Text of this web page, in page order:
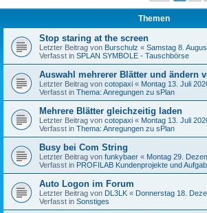
Themen
Stop staring at the screen
Letzter Beitrag von Burschulz « Samstag 8.
Verfasst in SPLAN SYMBOLE - Tauschbörse
Auswahl mehrerer Blätter und ändern
Letzter Beitrag von cotopaxi « Montag 13. Juli
Verfasst in Thema: Anregungen zu sPlan
Mehrere Blätter gleichzeitig laden
Letzter Beitrag von cotopaxi « Montag 13. Juli
Verfasst in Thema: Anregungen zu sPlan
Busy bei Com String
Letzter Beitrag von funkybaer « Montag 29.
Verfasst in PROFILAB Kundenprojekte und
Auto Logon im Forum
Letzter Beitrag von DL3LK « Donnerstag 18.
Verfasst in Sonstiges